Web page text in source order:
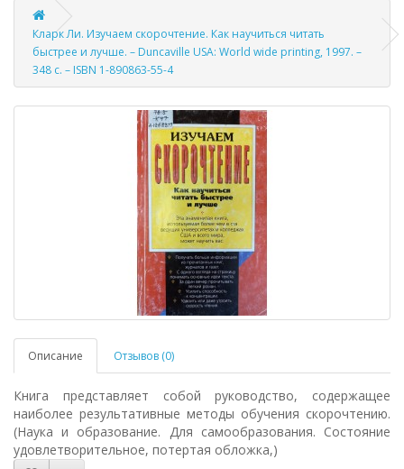
Кларк Ли. Изучаем скорочтение. Как научиться читать
быстрее и лучше. – Duncaville USA: World wide printing, 1997. –
348 с. – ISBN 1-890863-55-4
Описание Отзывов (0)
Книга представляет собой руководство, содержащее
наиболее результативные методы обучения скорочтению.
(Наука и образование. Для самообразования. Состояние
удовлетворительное, потертая обложка,)